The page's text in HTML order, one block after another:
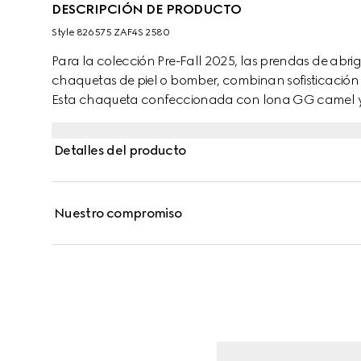
DESCRIPCIÓN DE PRODUCTO
Style ‎826575 ZAF4S 2580
Para la colección Pre-Fall 2025, las prendas de
chaquetas de piel o bomber, combinan
Esta chaqueta confeccionada con lona GG camel
Detalles del producto
Nuestro compromiso